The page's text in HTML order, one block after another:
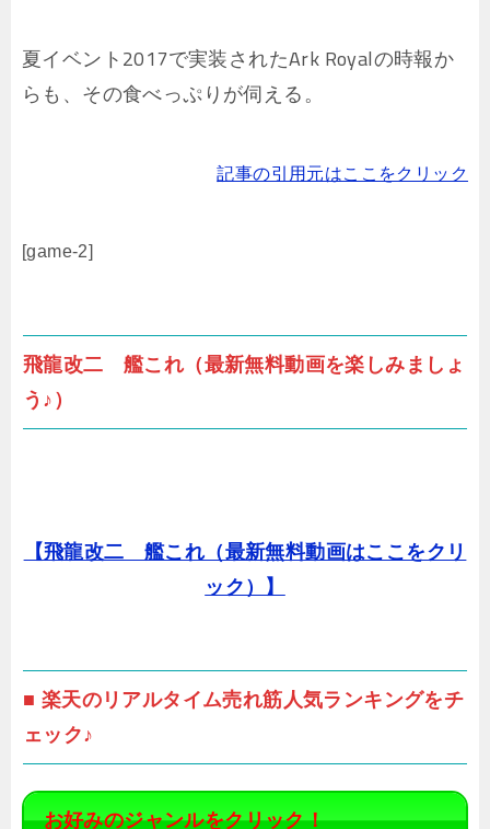
夏イベント2017で実装されたArk Royalの時報か
らも、その食べっぷりが伺える。
記事の引用元はここをクリック
[game-2]
飛龍改二 艦これ（最新無料動画を楽しみましょ
う♪）
【飛龍改二 艦これ（最新無料動画はここをクリ
ック）】
■ 楽天のリアルタイム売れ筋人気ランキングをチ
ェック♪
お好みのジャンルをクリック！